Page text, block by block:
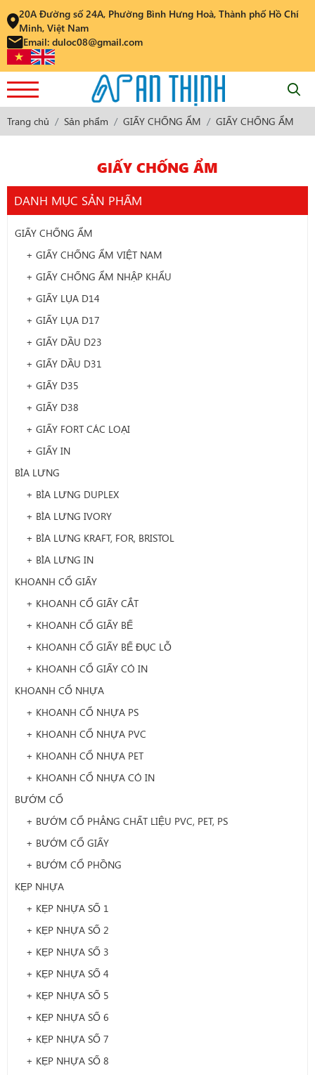
20A Đường số 24A, Phường Bình Hưng Hoà, Thành phố Hồ Chí
Minh, Việt Nam
Email: duloc08@gmail.com
Trang chủ Sản phẩm GIẤY CHỐNG ẨM GIẤY CHỐNG ẨM
GIẤY CHỐNG ẨM
DANH MỤC SẢN PHẨM
GIẤY CHỐNG ẨM
+ GIẤY CHỐNG ẨM VIỆT NAM
+ GIẤY CHỐNG ẨM NHẬP KHẨU
+ GIẤY LỤA D14
+ GIẤY LỤA D17
+ GIẤY DẦU D23
+ GIẤY DẦU D31
+ GIẤY D35
+ GIẤY D38
+ GIẤY FORT CÁC LOẠI
+ GIẤY IN
BÌA LƯNG
+ BÌA LƯNG DUPLEX
+ BÌA LƯNG IVORY
+ BÌA LƯNG KRAFT, FOR, BRISTOL
+ BÌA LƯNG IN
KHOANH CỔ GIẤY
+ KHOANH CỔ GIẤY CẮT
+ KHOANH CỔ GIẤY BẾ
+ KHOANH CỔ GIẤY BẾ ĐỤC LỖ
+ KHOANH CỔ GIẤY CÓ IN
KHOANH CỔ NHỰA
+ KHOANH CỔ NHỰA PS
+ KHOANH CỔ NHỰA PVC
+ KHOANH CỔ NHỰA PET
+ KHOANH CỔ NHỰA CÓ IN
BƯỚM CỔ
+ BƯỚM CỔ PHẲNG CHẤT LIỆU PVC, PET, PS
+ BƯỚM CỔ GIẤY
+ BƯỚM CỔ PHỒNG
KẸP NHỰA
+ KẸP NHỰA SỐ 1
+ KẸP NHỰA SỐ 2
+ KẸP NHỰA SỐ 3
+ KẸP NHỰA SỐ 4
+ KẸP NHỰA SỐ 5
+ KẸP NHỰA SỐ 6
+ KẸP NHỰA SỐ 7
+ KẸP NHỰA SỐ 8